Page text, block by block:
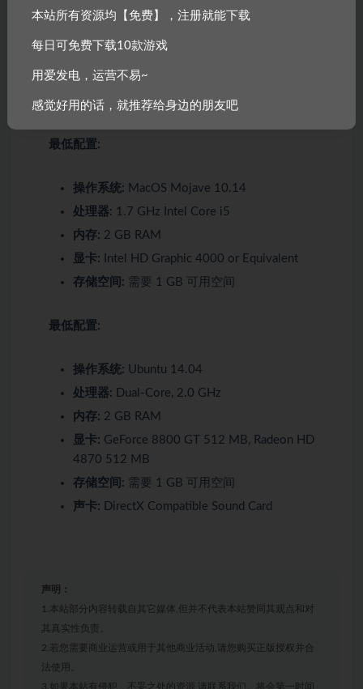
内存:4 GB RAM
DirectX 版本:10
存储空间:需要 2 GB 可用空间
声卡:Windows Compatible Sound Card
最低配置:
操作系统: MacOS Mojave 10.14
处理器: 1.7 GHz Intel Core i5
内存: 2 GB RAM
显卡: Intel HD Graphic 4000 or Equivalent
存储空间: 需要 1 GB 可用空间
最低配置:
操作系统: Ubuntu 14.04
处理器: Dual-Core, 2.0 GHz
内存: 2 GB RAM
显卡: GeForce 8800 GT 512 MB, Radeon HD
4870 512 MB
存储空间: 需要 1 GB 可用空间
声卡: DirectX Compatible Sound Card
声明：
1.本站部分内容转载自其它媒体,但并不代表本站赞同其观点和对
其真实性负责。
2.若您需要商业运营或用于其他商业活动,请您购买正版授权并合
法使用。
3.如果本站有侵犯、不妥之处的资源,请联系我们。将会第一时间
本站所有资源均【免费】，注册就能下载
每日可免费下载10款游戏
用爱发电，运营不易~
感觉好用的话，就推荐给身边的朋友吧